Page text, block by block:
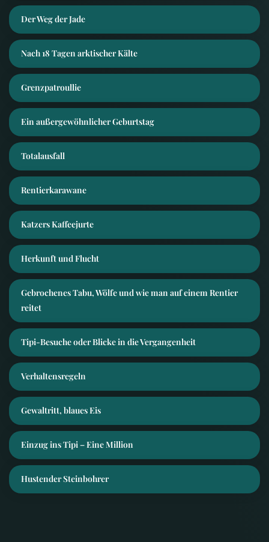
Der Weg der Jade
Nach 18 Tagen arktischer Kälte
Grenzpatroullie
Ein außergewöhnlicher Geburtstag
Totalausfall
Rentierkarawane
Katzers Kaffeejurte
Herkunft und Flucht
Gebrochenes Tabu, Wölfe und wie man auf einem Rentier
reitet
Tipi-Besuche oder Blicke in die Vergangenheit
Verhaltensregeln
Gewaltritt, blaues Eis
Einzug ins Tipi – Eine Million
Hustender Steinbohrer